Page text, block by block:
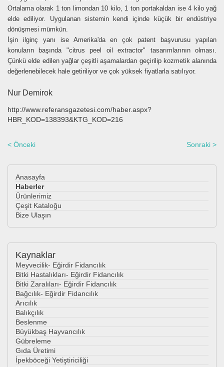
Ortalama olarak 1 ton limondan 10 kilo, 1 ton portakaldan ise 4 kilo yağ
elde ediliyor. Uygulanan sistemin kendi içinde küçük bir endüstriye
dönüşmesi mümkün.
İşin ilginç yanı ise Amerika'da en çok patent başvurusu yapılan
konuların başında "citrus peel oil extractor" tasarımlarının olması.
Çünkü elde edilen yağlar çeşitli aşamalardan geçirilip kozmetik alanında
değerlenebilecek hale getiriliyor ve çok yüksek fiyatlarla satılıyor.
Nur Demirok
http://www.referansgazetesi.com/haber.aspx?
HBR_KOD=138393&KTG_KOD=216
< Önceki Sonraki >
Anasayfa
Haberler
Ürünlerimiz
Çeşit Kataloğu
Bize Ulaşın
Kaynaklar
Meyvecilik- Eğirdir Fidancılık
Bitki Hastalıkları- Eğirdir Fidancılık
Bitki Zaralıları- Eğirdir Fidancılık
Bağcılık- Eğirdir Fidancılık
Arıcılık
Balıkçılık
Beslenme
Büyükbaş Hayvancılık
Gübreleme
Gıda Üretimi
İpekböceği Yetiştiriciliği